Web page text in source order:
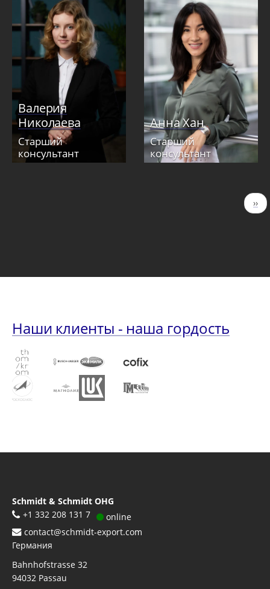
Валерия
Николаева
Старший
консультант
Анна Хан
Старший
консультант
››
Наши клиенты - наша гордость
Schmidt & Schmidt OHG
+1 332 208 131 7
online
contact@schmidt-export.com
Германия
Bahnhofstrasse 32
94032 Passau